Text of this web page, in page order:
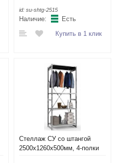
id: su-shtg-2515
Наличие:
Есть
Купить в 1 клик
Стеллаж СУ со штангой
2500х1260х500мм, 4-полки